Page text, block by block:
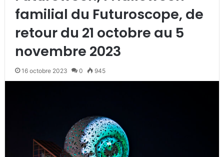
familial du Futuroscope, de
retour du 21 octobre au 5
novembre 2023
16 octobre 2023 0 945